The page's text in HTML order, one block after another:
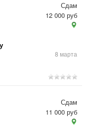
8 марта
Сдам
12 000 руб
Сдам
11 000 руб